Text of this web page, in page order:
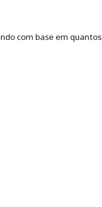
com base em quantos